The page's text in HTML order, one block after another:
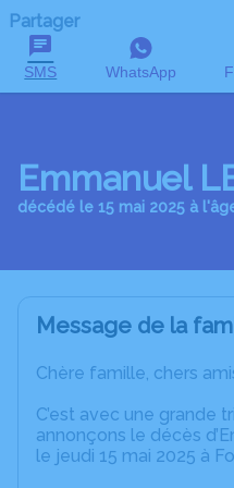
Partager
SMS WhatsApp
Emmanuel
décédé le 15 mai 2025 à
Message de la
Chère famille, chers
C’est avec une grande
annonçons le décès
le jeudi 15 mai 2025 à